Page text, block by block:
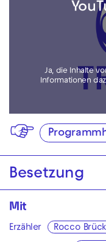
Ja, die Inhalte
Informationen
Besetzung
Mit
Erzähler Rocco Brück